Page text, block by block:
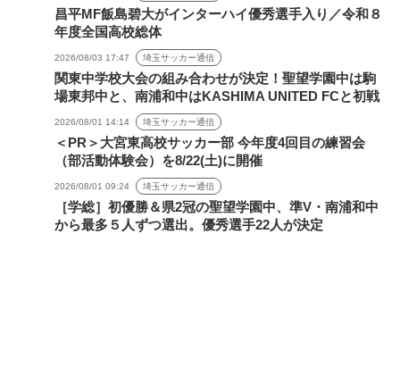
昌平MF飯島碧大がインターハイ優秀選手入り／令和８
年度全国高校総体
2026/08/03 17:47 埼玉サッカー通信
関東中学校大会の組み合わせが決定！聖望学園中は駒
場東邦中と、南浦和中はKASHIMA UNITED FCと初戦
2026/08/01 14:14 埼玉サッカー通信
＜PR＞大宮東高校サッカー部 今年度4回目の練習会
（部活動体験会）を8/22(土)に開催
2026/08/01 09:24 埼玉サッカー通信
［学総］初優勝＆県2冠の聖望学園中、準V・南浦和中
から最多５人ずつ選出。優秀選手22人が決定